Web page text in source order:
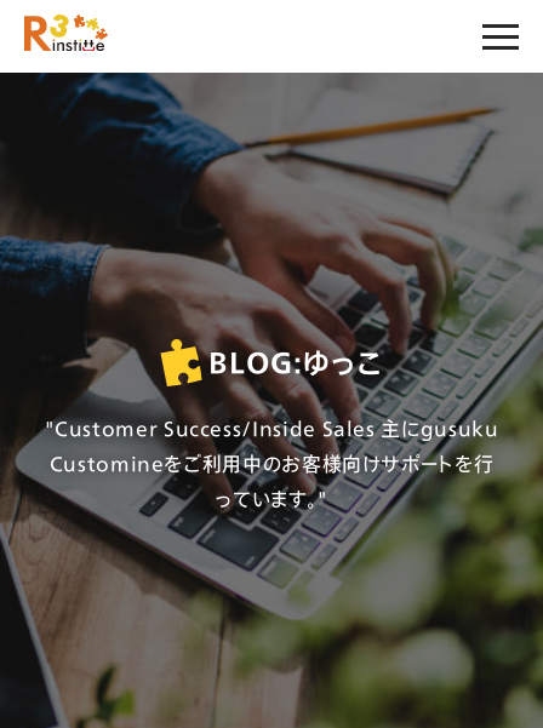
BLOG:ゆっこ
"Customer Success/Inside Sales 主にgusuku
Customineをご利用中のお客様向けサポートを行
っています。"